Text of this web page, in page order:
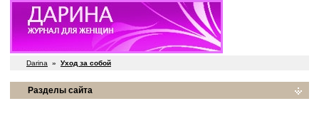
Darina » Уход за собой
Разделы сайта